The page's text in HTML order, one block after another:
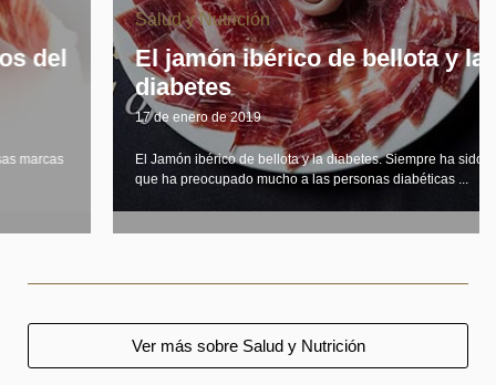
Salud y Nutrición
El jamón ibérico de bellota y la
diabetes
17 de enero de 2019
El Jamón ibérico de bellota y la diabetes. Siempre ha sido un tema
que ha preocupado mucho a las personas diabéticas ...
Ver más sobre Salud y Nutrición